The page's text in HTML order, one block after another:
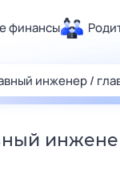
финансы